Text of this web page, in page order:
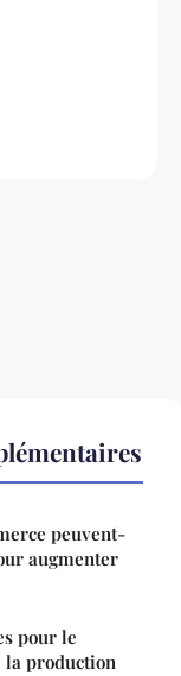
peuvent-
augmenter
pour le
la production